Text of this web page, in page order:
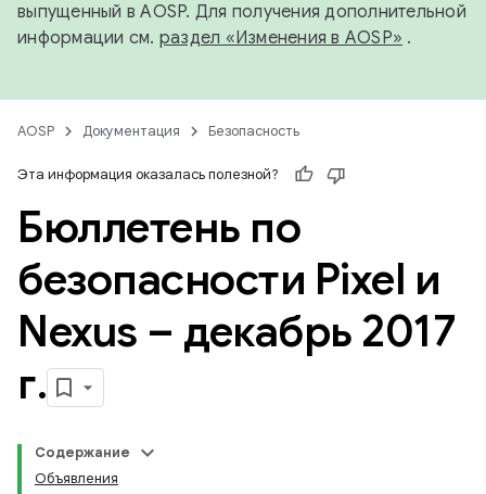
выпущенный в AOSP. Для получения дополнительной
информации см. раздел «Изменения в AOSP» .
AOSP Документация Безопасность
Эта информация оказалась полезной?
Бюллетень по
безопасности Pixel и
Nexus – декабрь 2017
г.
Содержание
Объявления